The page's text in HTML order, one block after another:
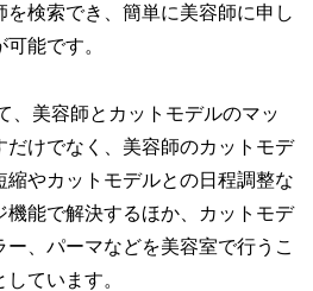
検索でき、簡単に美容師に申し
能です。
、美容師とカットモデルのマッ
だけでなく、美容師のカットモデ
縮やカットモデルとの日程調整な
機能で解決するほか、カットモデ
、パーマなどを美容室で行うこ
ています。